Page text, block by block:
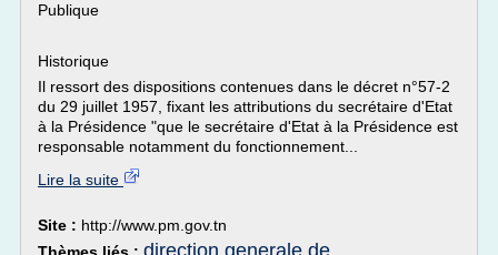
Publique
Historique
Il ressort des dispositions contenues dans le décret n°57-2
du 29 juillet 1957, fixant les attributions du secrétaire d'Etat
à la Présidence "que le secrétaire d'Etat à la Présidence est
responsable notamment du fonctionnement...
Lire la suite
Site : http://www.pm.gov.tn
direction generale de